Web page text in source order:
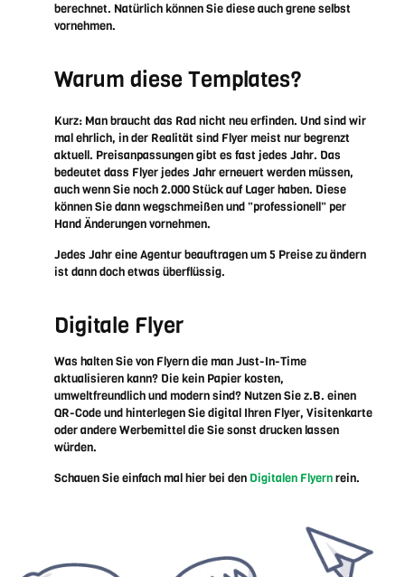
berechnet. Natürlich können Sie diese auch grene selbst
vornehmen.
Warum diese Templates?
Kurz: Man braucht das Rad nicht neu erfinden. Und sind wir
mal ehrlich, in der Realität sind Flyer meist nur begrenzt
aktuell. Preisanpassungen gibt es fast jedes Jahr. Das
bedeutet dass Flyer jedes Jahr erneuert werden müssen,
auch wenn Sie noch 2.000 Stück auf Lager haben. Diese
können Sie dann wegschmeißen und "professionell" per
Hand Änderungen vornehmen.
Jedes Jahr eine Agentur beauftragen um 5 Preise zu ändern
ist dann doch etwas überflüssig.
Digitale Flyer
Was halten Sie von Flyern die man Just-In-Time
aktualisieren kann? Die kein Papier kosten,
umweltfreundlich und modern sind? Nutzen Sie z.B. einen
QR-Code und hinterlegen Sie digital Ihren Flyer, Visitenkarte
oder andere Werbemittel die Sie sonst drucken lassen
würden.
Schauen Sie einfach mal hier bei den Digitalen Flyernrein.